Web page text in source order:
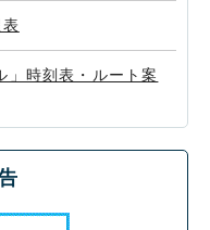
」時刻表・ルート案